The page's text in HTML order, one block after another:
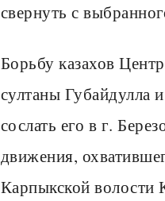
свернуть с
Борьбу казахов
султаны Губайдулла
сослать его в г.
движения,
Карпыкской волости